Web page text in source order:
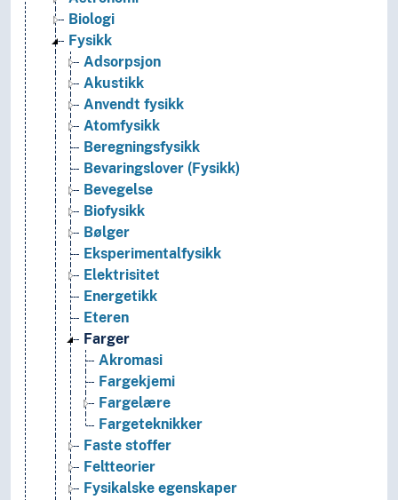
Biologi
Fysikk
Adsorpsjon
Akustikk
Anvendt fysikk
Atomfysikk
Beregningsfysikk
Bevaringslover (Fysikk)
Bevegelse
Biofysikk
Bølger
Eksperimentalfysikk
Elektrisitet
Energetikk
Eteren
Farger
Akromasi
Fargekjemi
Fargelære
Fargeteknikker
Faste stoffer
Feltteorier
Fysikalske egenskaper